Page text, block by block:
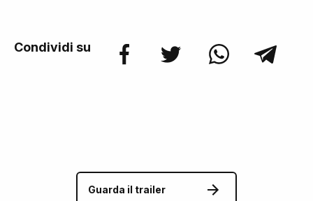
Condividi su
Guarda il trailer